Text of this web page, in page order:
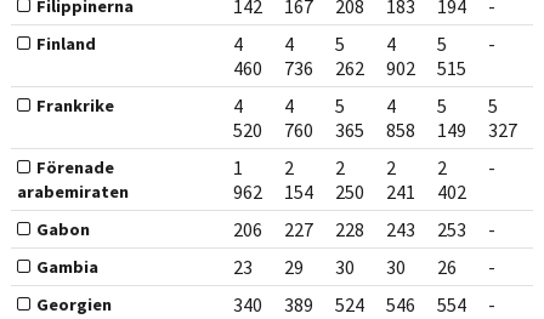
Filippinerna 142 167 208 183 194 -
Finland
4
460
4
736
5
262
4
902
5
515
-
Frankrike
4
520
4
760
5
365
4
858
5
149
5
327
Förenade
arabemiraten
1
962
2
154
2
250
2
241
2
402
-
Gabon 206 227 228 243 253 -
Gambia 23 29 30 30 26 -
Georgien 340 389 524 546 554 -